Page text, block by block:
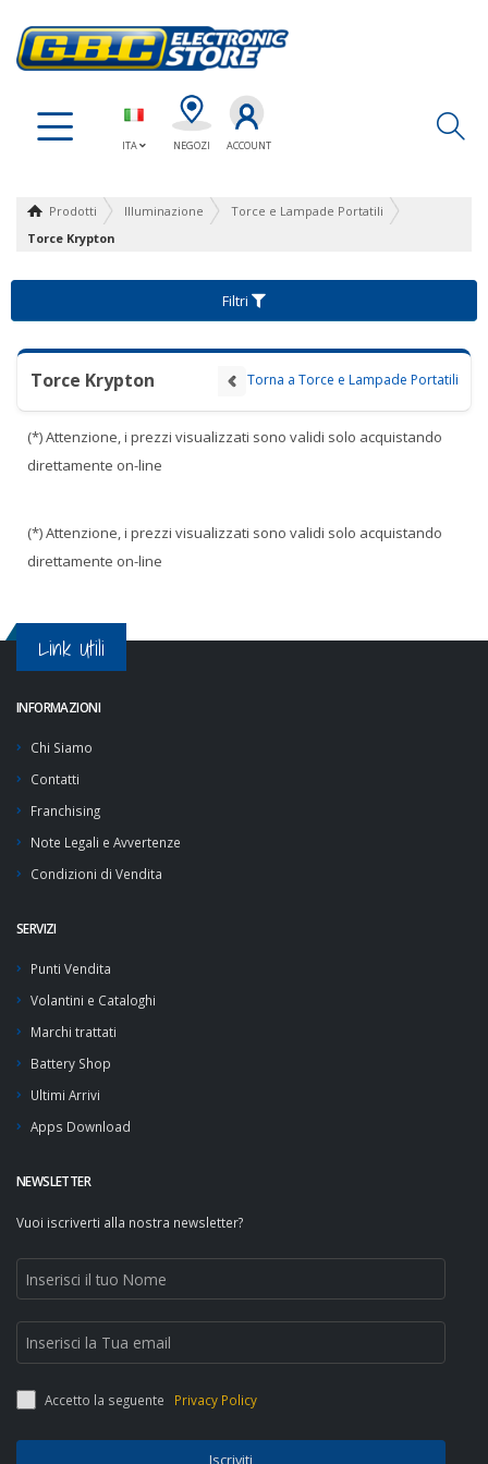
ITA NEGOZI ACCOUNT
Prodotti Illuminazione
Torce e Lampade Portatili
Torce Krypton
Filtri
Torce Krypton Torna a Torce e Lampade Portatili
(*) Attenzione, i prezzi visualizzati sono validi solo acquistando
direttamente on-line
(*) Attenzione, i prezzi visualizzati sono validi solo acquistando
direttamente on-line
Link Utili
INFORMAZIONI
Chi Siamo
Contatti
Franchising
Note Legali e Avvertenze
Condizioni di Vendita
SERVIZI
Punti Vendita
Volantini e Cataloghi
Marchi trattati
Battery Shop
Ultimi Arrivi
Apps Download
NEWSLETTER
Vuoi iscriverti alla nostra newsletter?
Accetto la seguente Privacy Policy
Iscriviti